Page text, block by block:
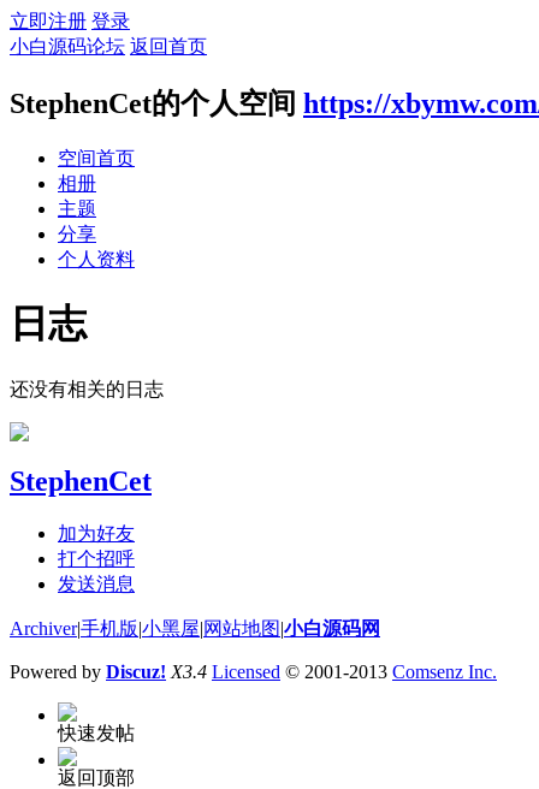
立即注册 登录
小白源码论坛 返回首页
StephenCet的个人空间 https://
空间首页
相册
主题
分享
个人资料
日志
还没有相关的日志
StephenCet
加为好友
打个招呼
发送消息
Archiver|手机版|小黑屋|网站地图|小白源码网
Powered by Discuz! X3.4 Licensed © 2001-2013 Comsenz Inc.
快速发帖
返回顶部